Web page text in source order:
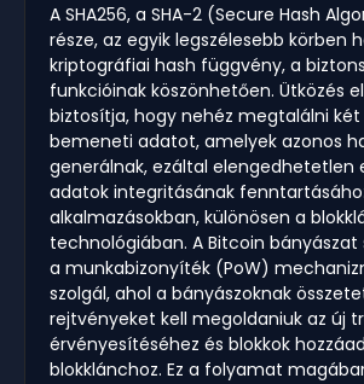
A SHA256, a SHA-2 (Secure Hash
része, az egyik legszélesebb körben
kriptográfiai hash függvény, a
funkcióinak köszönhetően. Ütközés
biztosítja, hogy nehéz megtalálni
bemeneti adatot, amelyek azonos
generálnak, ezáltal elengedhetetlen
adatok integritásának
alkalmazásokban, különösen a
technológiában. A Bitcoin bányászat
a munkabizonyíték (PoW)
szolgál, ahol a bányászoknak
rejtvényeket kell megoldaniuk az új
érvényesítéséhez és blokkok
blokklánchoz. Ez a folyamat